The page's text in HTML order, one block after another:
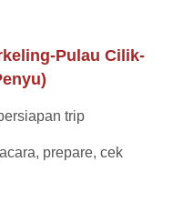
Pulau Cilik-
trip
prepare, cek